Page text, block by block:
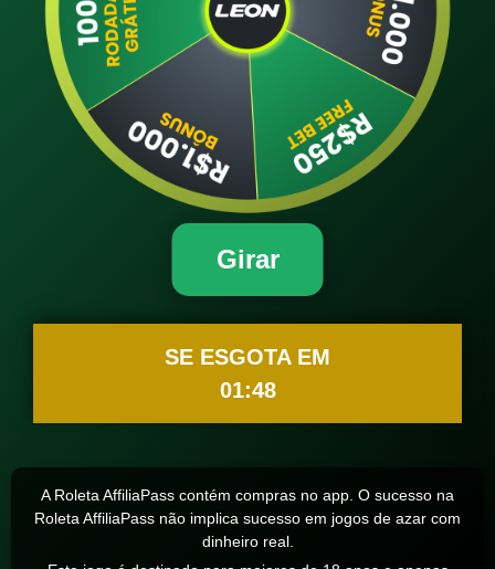
Girar
SE ESGOTA EM
01:48
A Roleta AffiliaPass contém compras no app. O sucesso na
Roleta AffiliaPass não implica sucesso em jogos de azar com
dinheiro real.